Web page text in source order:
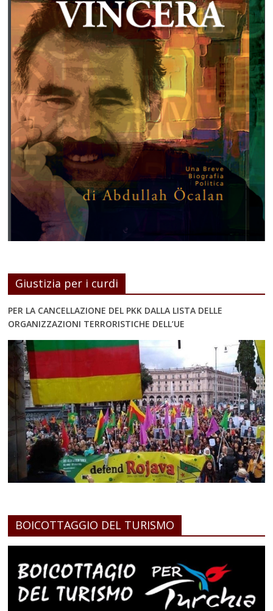
Giustizia per i curdi
PER LA CANCELLAZIONE DEL PKK DALLA LISTA DELLE
ORGANIZZAZIONI TERRORISTICHE DELL’UE
BOICOTTAGGIO DEL TURISMO